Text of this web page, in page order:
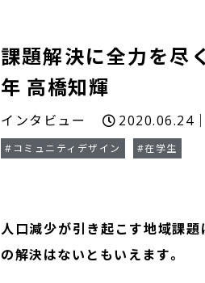
課題解決に全力を尽
年 高橋知輝
インタビュー 2020.06.24｜
#コミュニティデザイン #在学生
人口減少が引き起こす地域課題
の解決はないともいえます。